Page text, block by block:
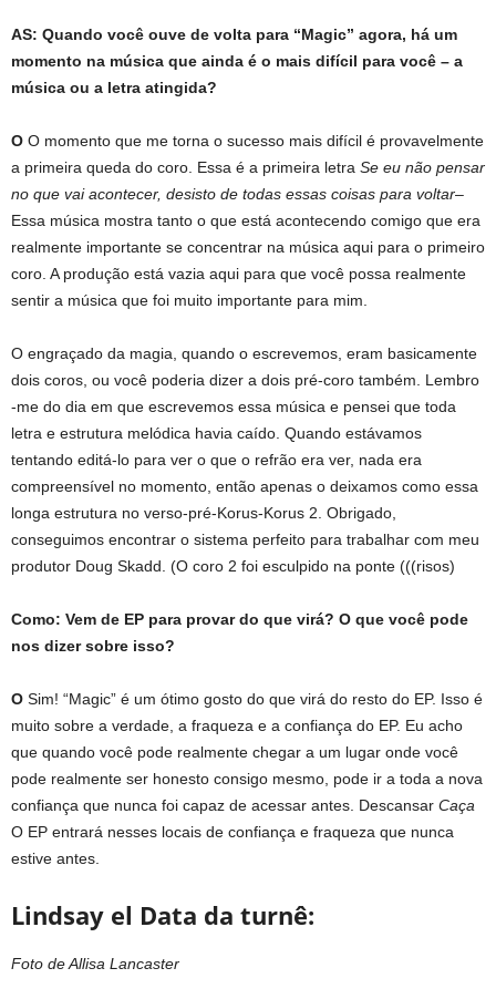
AS: Quando você ouve de volta para “Magic” agora, há um
momento na música que ainda é o mais difícil para você – a
música ou a letra atingida?
O O momento que me torna o sucesso mais difícil é provavelmente
a primeira queda do coro. Essa é a primeira letra Se eu não pensar
no que vai acontecer, desisto de todas essas coisas para voltar–
Essa música mostra tanto o que está acontecendo comigo que era
realmente importante se concentrar na música aqui para o primeiro
coro. A produção está vazia aqui para que você possa realmente
sentir a música que foi muito importante para mim.
O engraçado da magia, quando o escrevemos, eram basicamente
dois coros, ou você poderia dizer a dois pré-coro também. Lembro
-me do dia em que escrevemos essa música e pensei que toda
letra e estrutura melódica havia caído. Quando estávamos
tentando editá-lo para ver o que o refrão era ver, nada era
compreensível no momento, então apenas o deixamos como essa
longa estrutura no verso-pré-Korus-Korus 2. Obrigado,
conseguimos encontrar o sistema perfeito para trabalhar com meu
produtor Doug Skadd. (O coro 2 foi esculpido na ponte (((risos)
Como: Vem de EP para provar do que virá? O que você pode
nos dizer sobre isso?
O Sim! “Magic” é um ótimo gosto do que virá do resto do EP. Isso é
muito sobre a verdade, a fraqueza e a confiança do EP. Eu acho
que quando você pode realmente chegar a um lugar onde você
pode realmente ser honesto consigo mesmo, pode ir a toda a nova
confiança que nunca foi capaz de acessar antes. Descansar Caça
O EP entrará nesses locais de confiança e fraqueza que nunca
estive antes.
Lindsay el Data da turnê:
Foto de Allisa Lancaster